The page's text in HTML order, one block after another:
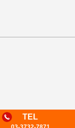
TEL